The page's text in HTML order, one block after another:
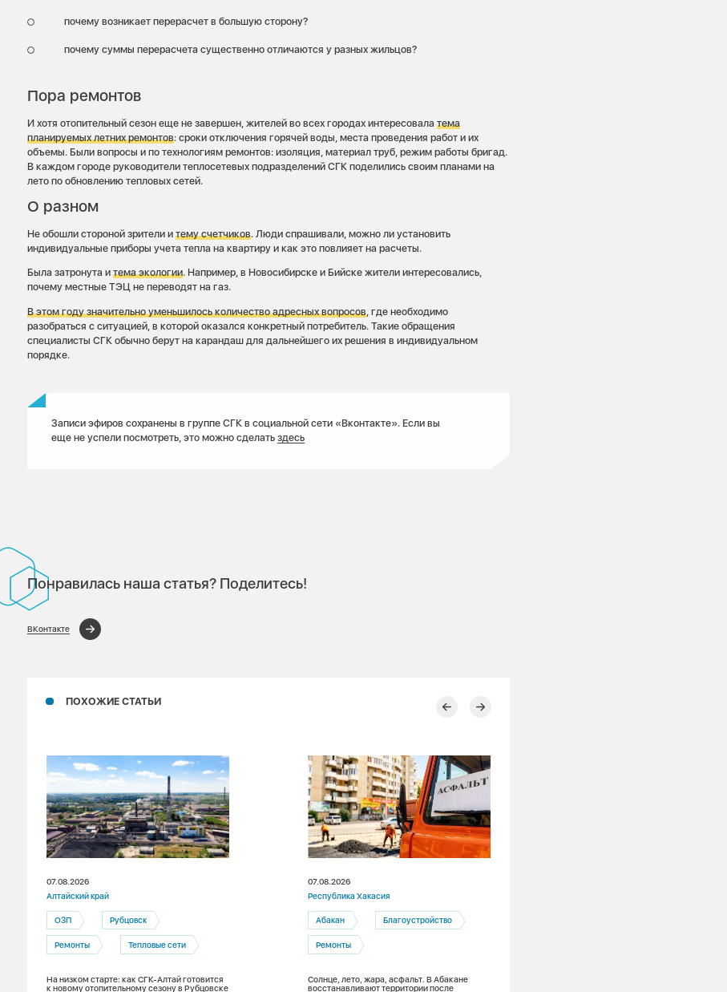
почему возникает перерасчет в большую сторону?
почему суммы перерасчета существенно отличаются у разных жильцов?
Пора ремонтов
И хотя отопительный сезон еще не завершен, жителей во всех городах интересовалатема
планируемых летних ремонтов: сроки отключения горячей воды, места проведения работ и их
объемы. Были вопросы и по технологиям ремонтов: изоляция, материал труб, режим работы бригад.
В каждом городе руководители теплосетевых подразделений СГК поделились своим планами на
лето по обновлению тепловых сетей.
О разном
Не обошли стороной зрители итему счетчиков. Люди спрашивали, можно ли установить
индивидуальные приборы учета тепла на квартиру и как это повлияет на расчеты.
Была затронута итема экологии. Например, в Новосибирске и Бийске жители интересовались,
почему местные ТЭЦ не переводят на газ.
В этом году значительно уменьшилось количество адресных вопросов , где необходимо
разобраться с ситуацией, в которой оказался конкретный потребитель. Такие обращения
специалисты СГК обычно берут на карандаш для дальнейшего их решения в индивидуальном
порядке.
Записи эфиров сохранены в группе СГК в социальной сети «Вконтакте». Если вы
еще не успели посмотреть, это можно сделать здесь
Понравилась наша статья? Поделитесь!
ВКонтакте
ПОХОЖИЕ СТАТЬИ
07.08.2026
Алтайский край
ОЗП Рубцовск
Ремонты Тепловые сети
На низком старте: как СГК-Алтай готовится
к новому отопительному сезону в Рубцовске
07.08.2026
Республика Хакасия
Абакан Благоустройство
Ремонты
Солнце, лето, жара, асфальт. В Абакане
восстанавливают территории после